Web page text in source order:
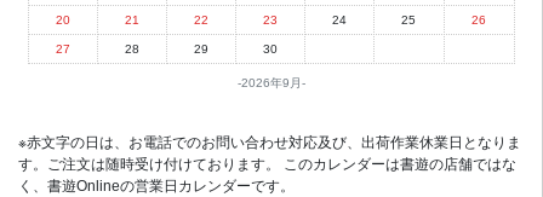
2026年9月
20 21 22 23 24 25 26
27 28 29 30
※赤文字の日は、お電話でのお問い合わせ対応及び、出荷作業休業日となりま
す。ご注文は随時受け付けております。 このカレンダーは書遊の店舗ではな
く、書遊Onlineの営業日カレンダーです。